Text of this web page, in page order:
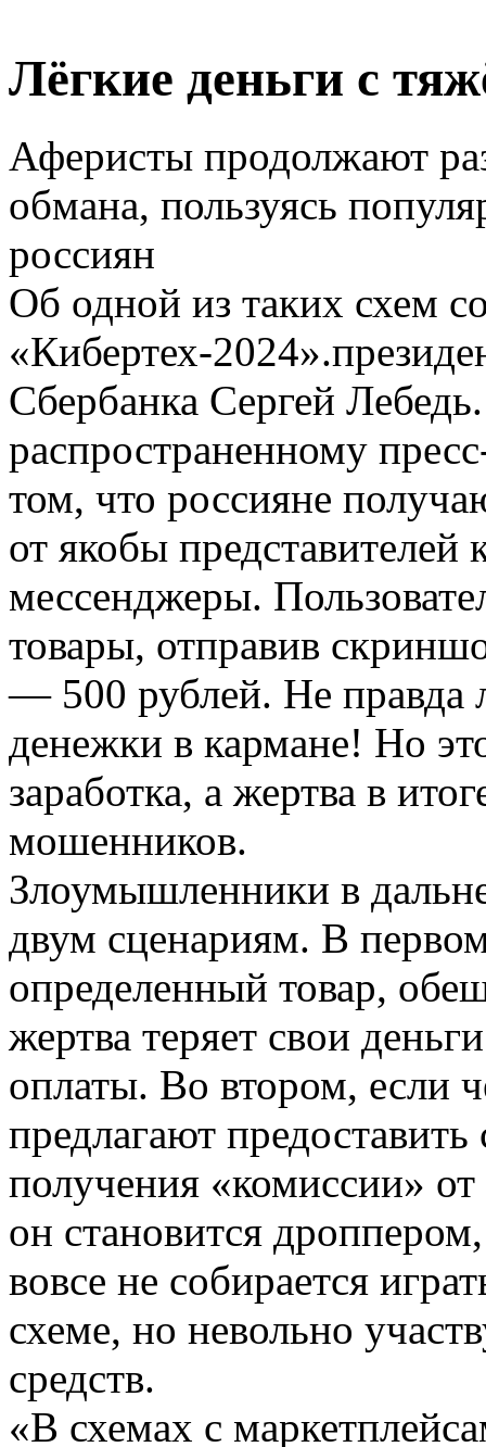
Лёгкие деньги с
Аферисты продолжают
обмана, пользуясь
россиян
Об одной из таких схем
«Кибертех-
Сбербанка Сергей
распространенному
том, что россияне
от якобы представителей
мессенджеры.
товары, отправив
— 500 рублей. Не правда
денежки в кармане! Но
заработка, а жертва в
мошенников.
Злоумышленники в
двум сценариям. В
определенный товар,
жертва теряет свои
оплаты. Во втором, если
предлагают
получения «комиссии»
он становится
вовсе не собирается
схеме, но невольно
средств.
«В схемах с